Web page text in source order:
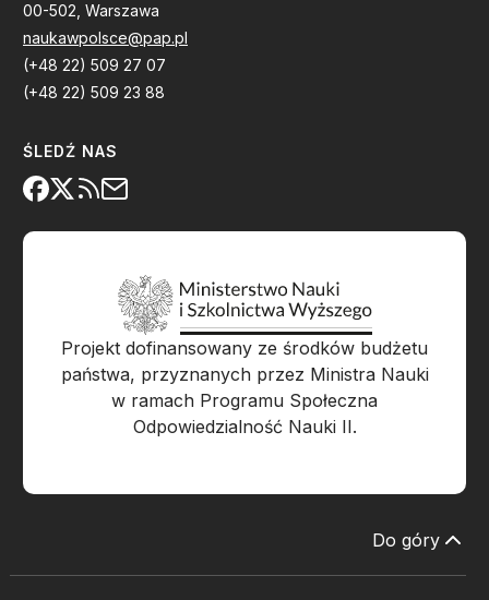
00-502, Warszawa
naukawpolsce@pap.pl
(+48 22) 509 27 07
(+48 22) 509 23 88
ŚLEDŹ NAS
Projekt dofinansowany ze środków budżetu
państwa, przyznanych przez Ministra Nauki
w ramach Programu Społeczna
Odpowiedzialność Nauki II.
Do góry